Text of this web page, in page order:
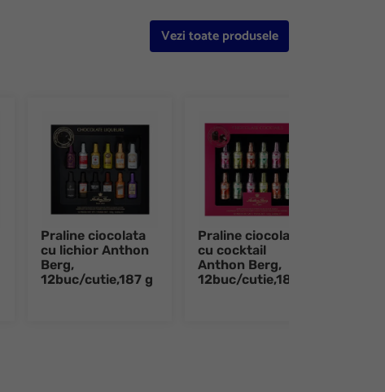
Vezi toate produsele
Praline ciocolata
cu lichior Anthon
Berg,
12buc/cutie,187 g
Praline ciocolata
cu cocktail
Anthon Berg,
12buc/cutie,187 g